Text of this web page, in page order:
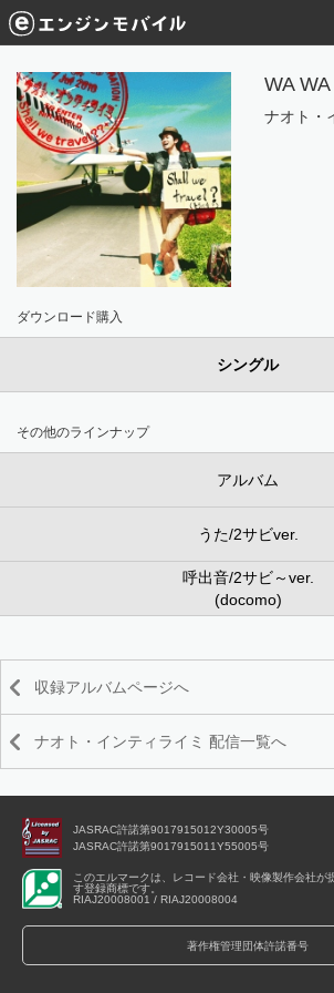
WA
ナオト・
ダウンロード購入
シングル
その他のラインナップ
アルバム
うた/2サビver.
呼出音/2サビ～ver.
(docomo)
収録アルバムページへ
ナオト・インティライミ 配信一覧へ
JASRAC許諾第9017915012Y30005号
JASRAC許諾第9017915011Y55005号
このエルマークは、レコード会社・映像製作会社が
す登録商標です。
RIAJ20008001 / RIAJ20008004
著作権管理団体許諾番号